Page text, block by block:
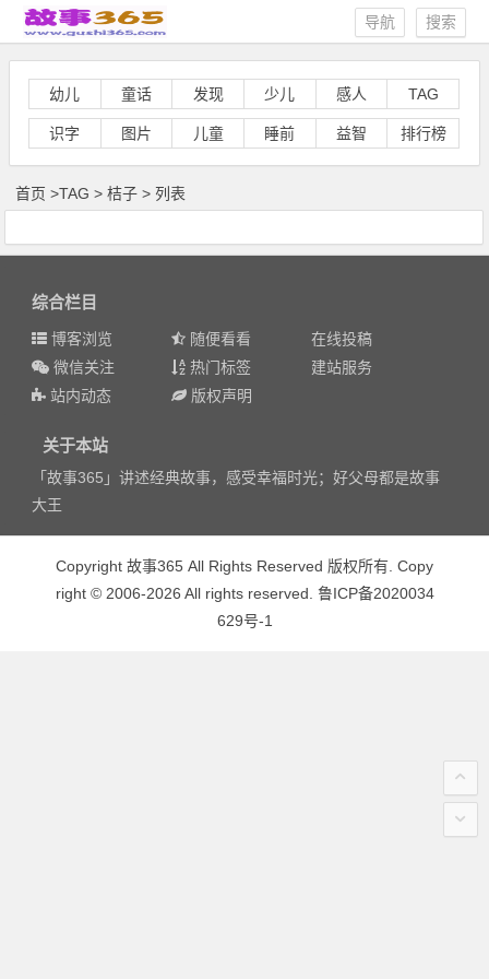
搜索
导航
幼儿 童话 发现 少儿 感人 TAG
识字 图片 儿童 睡前 益智 排行榜
首页 >TAG >桔子 > 列表
综合栏目
博客浏览 随便看看
在线投稿
微信关注
热门标签
建站服务
站内动态
版权声明
关于本站
「故事365」讲述经典故事，感受幸福时光；好父母都是故事
大王
Copyright 故事365 All Rights Reserved 版权所有. Copy
right © 2006-2026 All rights reserved. 鲁ICP备2020034
629号-1